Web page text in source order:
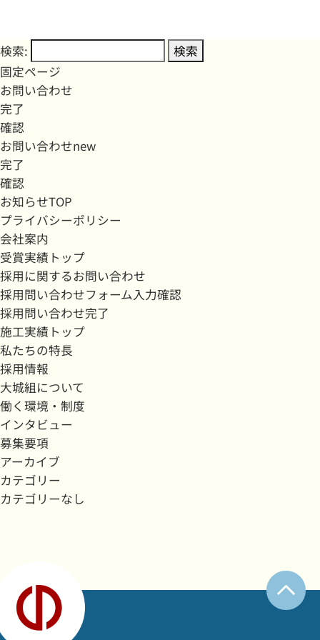
検索:
固定ページ
お問い合わせ
完了
確認
お問い合わせnew
完了
確認
お知らせTOP
プライバシーポリシー
会社案内
受賞実績トップ
採用に関するお問い合わせ
採用問い合わせフォーム入力確認
採用問い合わせ完了
施工実績トップ
私たちの特長
採用情報
大城組について
働く環境・制度
インタビュー
募集要項
アーカイブ
カテゴリー
カテゴリーなし